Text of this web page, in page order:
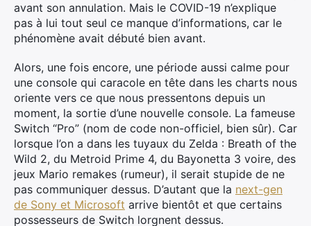
avant son annulation. Mais le COVID-19 n’explique
pas à lui tout seul ce manque d’informations, car le
phénomène avait débuté bien avant.
Alors, une fois encore, une période aussi calme pour
une console qui caracole en tête dans les charts nous
oriente vers ce que nous pressentons depuis un
moment, la sortie d’une nouvelle console. La fameuse
Switch “Pro” (nom de code non-officiel, bien sûr). Car
lorsque l’on a dans les tuyaux du Zelda : Breath of the
Wild 2, du Metroid Prime 4, du Bayonetta 3 voire, des
jeux Mario remakes (rumeur), il serait stupide de ne
pas communiquer dessus. D’autant que la next-gen
de Sony et Microsoft arrive bientôt et que certains
possesseurs de Switch lorgnent dessus.